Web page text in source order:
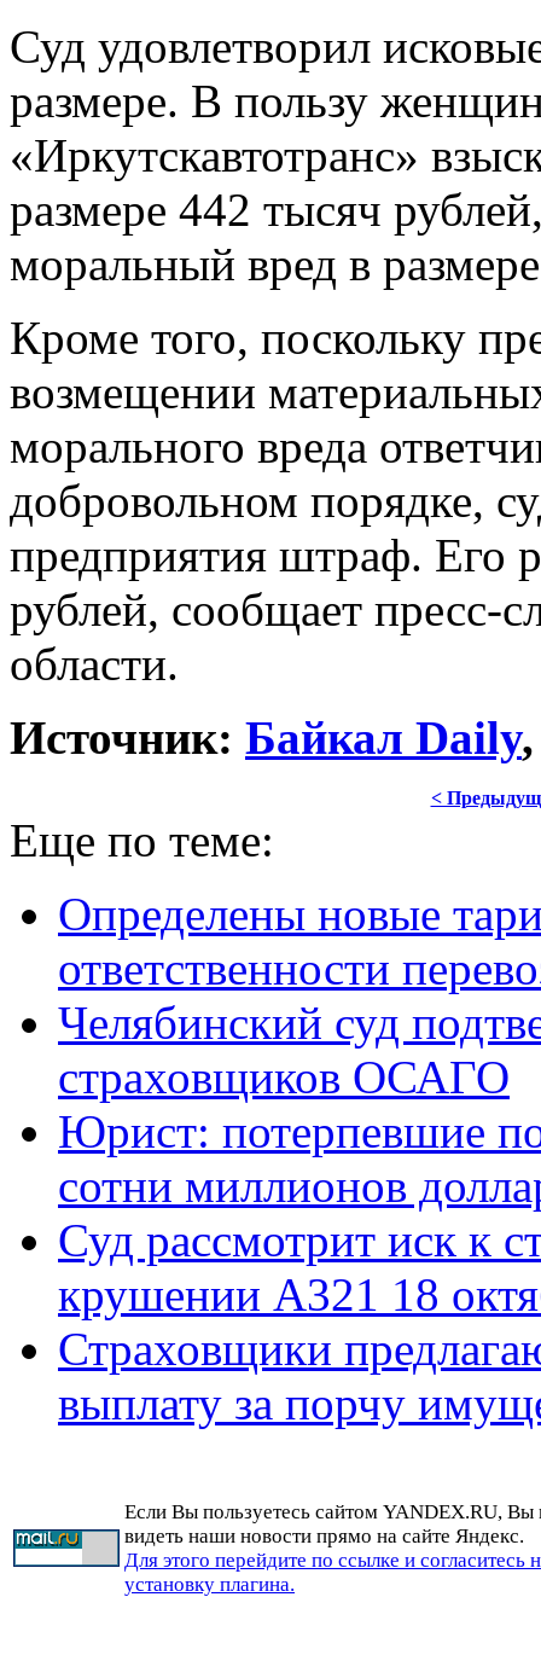
Суд удовлетворил
размере. В пользу
«Иркутскавтотранс»
размере 442 тысяч
моральный вред в
Кроме того, поскольку
возмещении
морального вреда
добровольном порядке,
предприятия штраф. Его
рублей, сообщает пресс-
области.
Источник: Байкал Daily
<
Еще по теме:
Определены новые
ответственности
Челябинский суд
страховщиков ОСАГО
Юрист: потерпевшие
сотни миллионов
Суд рассмотрит иск к
крушении А321 18
Страховщики
выплату за порчу
Если Вы пользуетесь сайтом YANDEX.RU, Вы
видеть наши новости прямо на сайте Яндекс.
Для этого перейдите по ссылке и согласитесь
установку плагина.